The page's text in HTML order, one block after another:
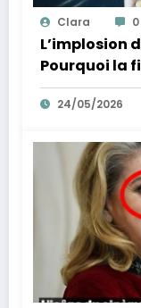
Clara 0
L’implosion
Pourquoi la
la fin de
24/05/2026